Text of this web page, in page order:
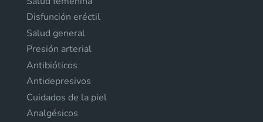
Disfunción eréctil
Salud general
Presión arterial
Antibióticos
Antidepresivos
Cuidados de la piel
Analgésicos